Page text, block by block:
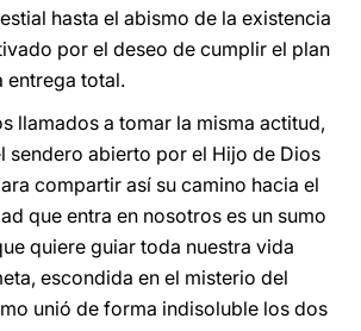
hasta el abismo de la existencia
por el deseo de cumplir el plan
entrega total.
llamados a tomar la misma actitud,
sendero abierto por el Hijo de Dios
compartir así su camino hacia el
que entra en nosotros es un sumo
quiere guiar toda nuestra vida
escondida en el misterio del
unió de forma indisoluble los dos